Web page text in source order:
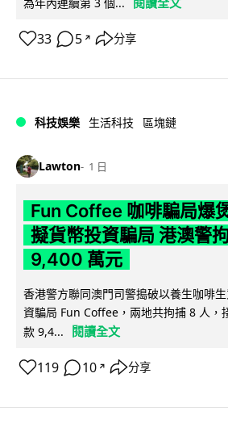
33 5 ↗ 分享
科技娛樂 生活科技 區塊鏈
Lawton 1 日
Fun Coffee 咖啡騙局爆
擬貨幣投資騙局 港澳警
9,400 萬元
香港警方聯同澳門司警搗破以養生咖啡
資騙局 Fun Coffee，兩地共拘捕 8 人，
款 9,4...
閱讀全文
119 10 ↗ 分享